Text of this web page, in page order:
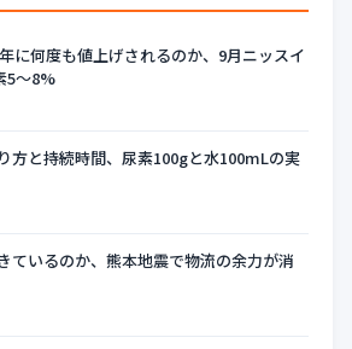
に何度も値上げされるのか、9月ニッスイ
5〜8%
方と持続時間、尿素100gと水100mLの実
ているのか、熊本地震で物流の余力が消